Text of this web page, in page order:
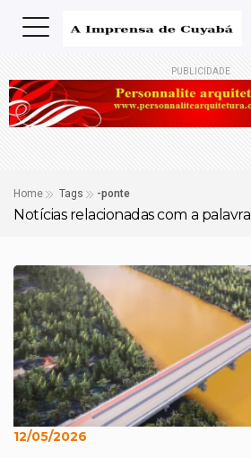
PUBLICIDADE
Home Tags -ponte
Notícias relacionadas com a palavra
12/05/2026